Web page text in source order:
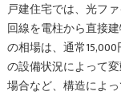
戸建住宅では、光フ
回線を電柱から直接
の相場は、通常
の設備状況によって
場合など、構造によ